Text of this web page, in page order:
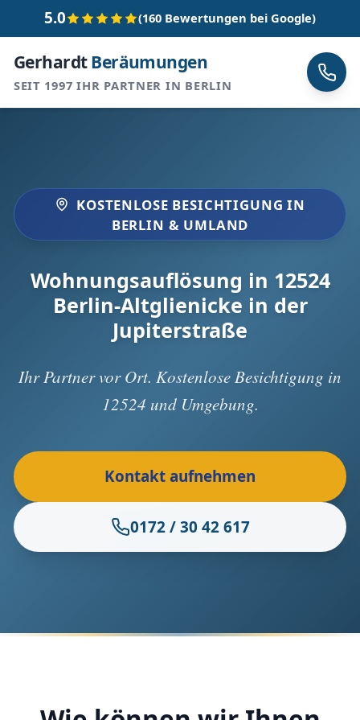
5.0 (160 Bewertungen bei Google)
GerhardtBeräumungen
SEIT 1997 IHR PARTNER IN BERLIN
KOSTENLOSE BESICHTIGUNG IN
BERLIN & UMLAND
Wohnungsauflösung in 12524
Berlin-Altglienicke in der
Jupiterstraße
Ihr Partner vor Ort. Kostenlose Besichtigung in
12524 und Umgebung.
Kontakt aufnehmen
0172 / 30 42 617